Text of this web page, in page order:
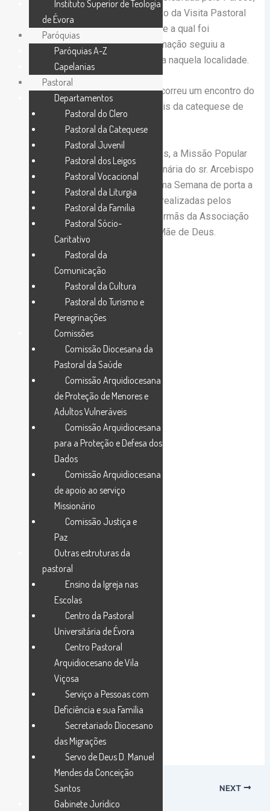
P. Alessandro Cont, no encerramento da Visita Pastoral
Missionária a esta Paróquia, durante a qual foi
ministrado o sacramento da Confirmação seguiu a
Procissão com a Imagem Peregrina naquela localidade.
Durante a tarde deste domingo, decorreu um encontro do
Arcebispo com as crianças e os pais da catequese de
São Tiago Rio de Moinhos.
Como em todas as outras Paróquias, a Missão Popular
antecedeu a Visita Pastoral Missionária do sr. Arcebispo
a esta Paróquia, nomeadamente, uma Semana de porta a
porta e uma Semana de Pregação, realizadas pelos
Sacerdotes, pelos Irmãos e pelas Irmãs da Associação
«Mater Dei», Pequenos Filhos da Mãe de Deus.
PREVIOUS NEXT
Instituto Superior de Teologia
de Évora
Paróquias
Paróquias A-Z
Capelanias
Pastoral
Departamentos
Pastoral do Clero
Pastoral da Catequese
Pastoral Juvenil
Pastoral dos Leigos
Pastoral Vocacional
Pastoral da Liturgia
Pastoral da Familia
Pastoral Sócio-
Caritativo
Pastoral da
Comunicação
Pastoral da Cultura
Pastoral do Turismo e
Peregrinações
Comissões
Comissão Diocesana da
Pastoral da Saúde
Comissão Arquidiocesana
de Proteção de Menores e
Adultos Vulneráveis
Comissão Arquidiocesana
para a Proteção e Defesa dos
Dados
Comissão Arquidiocesana
de apoio ao serviço
Missionário
Comissão Justiça e
Paz
Outras estruturas da
pastoral
Ensino da Igreja nas
Escolas
Centro da Pastoral
Universitária de Évora
Centro Pastoral
Arquidiocesano de Vila
Viçosa
Serviço a Pessoas com
Deficiência e sua Família
Secretariado Diocesano
das Migrações
Servo de Deus D. Manuel
Mendes da Conceição
Santos
Gabinete Jurídico